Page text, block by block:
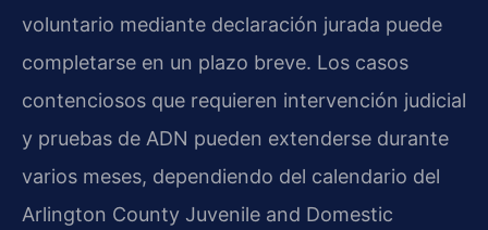
voluntario mediante declaración jurada puede
completarse en un plazo breve. Los casos
contenciosos que requieren intervención judicial
y pruebas de ADN pueden extenderse durante
varios meses, dependiendo del calendario del
Arlington County Juvenile and Domestic